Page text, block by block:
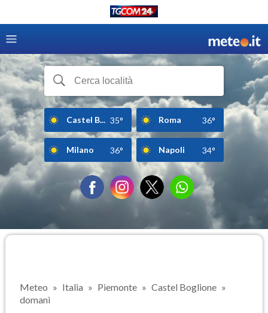
Castel B... 35° Roma 36°
Milano 36° Napoli 34°
Meteo Italia Piemonte
Castel Boglione
domani